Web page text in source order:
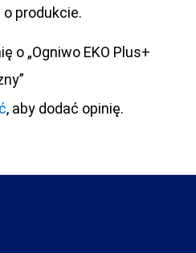
produkcie.
o „Ogniwo EKO Plus+
, aby dodać opinię.